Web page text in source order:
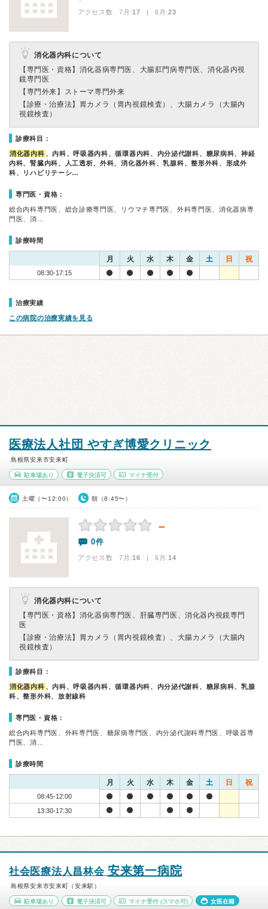
アクセス数 7月:17 | 6月:23
消化器内科について
【専門医・資格】 消化器病専門医、大腸肛門病専門医、消化器内視
鏡専門医
【専門外来】 ストーマ専門外来
【診療・治療法】 胃カメラ（胃内視鏡検査）、大腸カメラ（大腸内
視鏡検査）
診療科目：
消化器内科 、内科、呼吸器内科、循環器内科、内分泌代謝科、糖尿病科、神経
内科、腎臓内科、人工透析、外科、消化器外科、乳腺科、整形外科、形成外
科、リハビリテーシ…
専門医・資格：
総合内科専門医、総合診療専門医、リウマチ専門医、外科専門医、消化器病専
門医、消…
診療時間
月 火 水 木 金 土 日 祝
08:30-17:15
治療実績
この病院の治療実績を見る
医療法人社団 やすぎ博愛クリニック
島根県安来市安来町
駐車場あり 電子決済可 マイナ受付
土曜（〜12:00） 朝（8:45〜）
－
0件
アクセス数 7月:16 | 6月:14
消化器内科について
【専門医・資格】 消化器病専門医、肝臓専門医、消化器内視鏡専門
医
【診療・治療法】 胃カメラ（胃内視鏡検査）、大腸カメラ（大腸内
視鏡検査）
診療科目：
消化器内科 、内科、呼吸器内科、循環器内科、内分泌代謝科、糖尿病科、乳腺
科、整形外科、放射線科
専門医・資格：
総合内科専門医、外科専門医、糖尿病専門医、内分泌代謝科専門医、呼吸器専
門医、消…
診療時間
月 火 水 木 金 土 日 祝
08:45-12:00
13:30-17:30
社会医療法人昌林会 安来第一病院
島根県安来市安来町（安来駅）
駐車場あり 電子決済可 マイナ受付 (スマホ可) 女医在籍